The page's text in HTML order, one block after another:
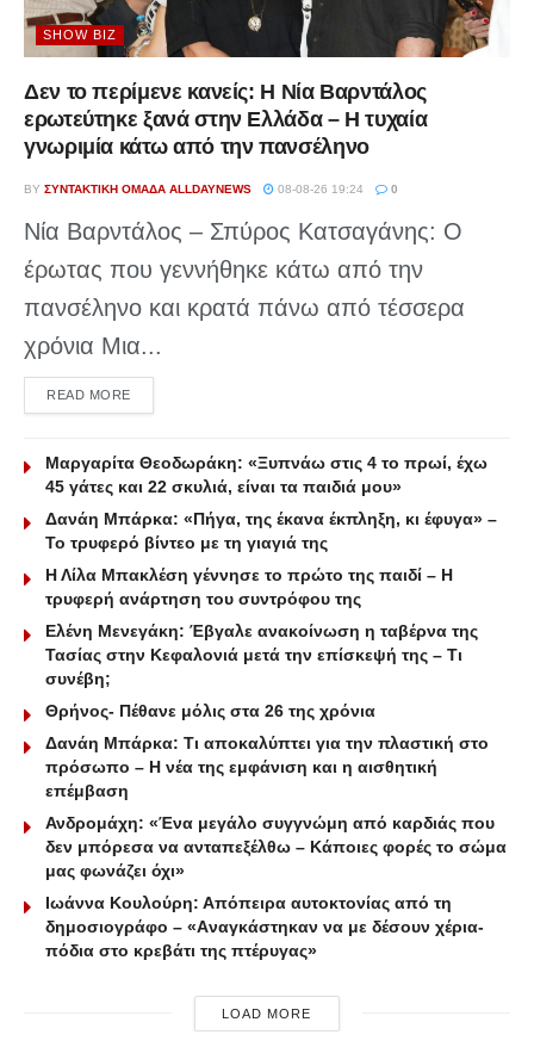
SHOW BIZ
Δεν το περίμενε κανείς: Η Νία Βαρντάλος
ερωτεύτηκε ξανά στην Ελλάδα – Η τυχαία
γνωριμία κάτω από την πανσέληνο
BY ΣΥΝΤΑΚΤΙΚΉ ΟΜΆΔΑ ALLDAYNEWS 08-08-26 19:24 0
Νία Βαρντάλος – Σπύρος Κατσαγάνης: Ο
έρωτας που γεννήθηκε κάτω από την
πανσέληνο και κρατά πάνω από τέσσερα
χρόνια Μια...
READ MOREDETAILS
Μαργαρίτα Θεοδωράκη: «Ξυπνάω στις 4 το πρωί, έχω
45 γάτες και 22 σκυλιά, είναι τα παιδιά μου»
Δανάη Μπάρκα: «Πήγα, της έκανα έκπληξη, κι έφυγα» –
Το τρυφερό βίντεο με τη γιαγιά της
Η Λίλα Μπακλέση γέννησε το πρώτο της παιδί – Η
τρυφερή ανάρτηση του συντρόφου της
Ελένη Μενεγάκη: Έβγαλε ανακοίνωση η ταβέρνα της
Τασίας στην Κεφαλονιά μετά την επίσκεψή της – Τι
συνέβη;
Θρήνος- Πέθανε μόλις στα 26 της χρόνια
Δανάη Μπάρκα: Τι αποκαλύπτει για την πλαστική στο
πρόσωπο – Η νέα της εμφάνιση και η αισθητική
επέμβαση
Ανδρομάχη: «Ένα μεγάλο συγγνώμη από καρδιάς που
δεν μπόρεσα να ανταπεξέλθω – Κάποιες φορές το σώμα
μας φωνάζει όχι»
Ιωάννα Κουλούρη: Απόπειρα αυτοκτονίας από τη
δημοσιογράφο – «Aναγκάστηκαν να με δέσουν χέρια-
πόδια στο κρεβάτι της πτέρυγας»
LOAD MORE